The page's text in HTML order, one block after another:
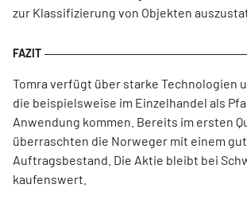
zur Klassifizierung von Objekten
Tomra verfügt über starke Technologien
die beispielsweise im Einzelhandel als
Anwendung kommen. Bereits im ersten
überraschten die Norweger mit einem
Auftragsbestand. Die Aktie bleibt bei
kaufenswert.